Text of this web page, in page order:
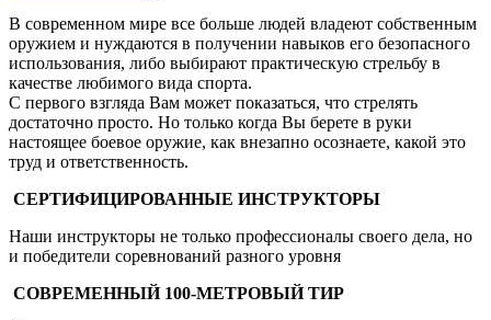
В современном мире все больше людей владеют собственным
оружием и нуждаются в получении навыков его безопасного
использования, либо выбирают практическую стрельбу в
качестве любимого вида спорта.
С первого взгляда Вам может показаться, что стрелять
достаточно просто. Но только когда Вы берете в руки
настоящее боевое оружие, как внезапно осознаете, какой это
труд и ответственность.
СЕРТИФИЦИРОВАННЫЕ ИНСТРУКТОРЫ
Наши инструкторы не только профессионалы своего дела, но
и победители соревнований разного уровня
СОВРЕМЕННЫЙ 100-МЕТРОВЫЙ ТИР